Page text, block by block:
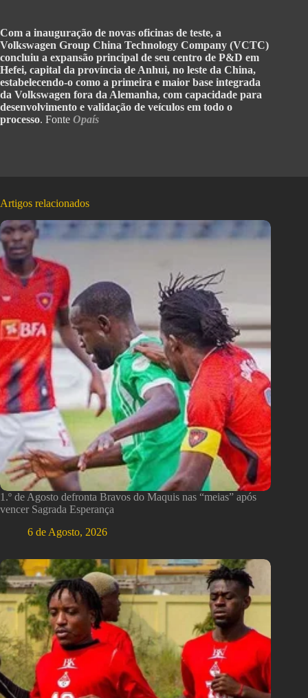
Com a inauguração de novas oficinas de teste, a
Volkswagen Group China Technology Company (VCTC)
concluiu a expansão principal de seu centro de P&D em
Hefei, capital da província de Anhui, no leste da China,
estabelecendo-o como a primeira e maior base integrada
da Volkswagen fora da Alemanha, com capacidade para
desenvolvimento e validação de veículos em todo o
processo. Fonte Opaís
Artigos relacionados
1.º de Agosto defronta Bravos do Maquis nas “meias” após
vencer Sagrada Esperança
6 de Agosto, 2026